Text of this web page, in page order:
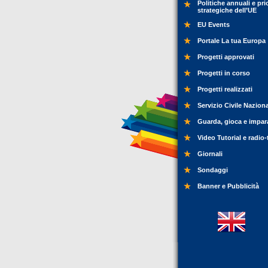
Politiche annuali e
strategiche dell’UE
EU Events
Portale La tua Europa
Progetti approvati
Progetti in corso
Progetti realizzati
Servizio Civile
Guarda, gioca e
Video Tutorial e
Giornali
Sondaggi
Banner e Pubblicità